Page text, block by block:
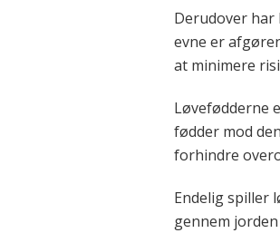
Derudover
evne er
at minimere
Løvefødderne
fødder mod
forhindre
Endelig spiller
gennem